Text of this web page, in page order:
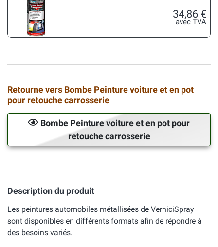
34,86 €
avec TVA
Retourne vers Bombe Peinture voiture et en pot
pour retouche carrosserie
Bombe Peinture voiture et en pot pour
retouche carrosserie
Description du produit
Les peintures automobiles métallisées de VerniciSpray
sont disponibles en différents formats afin de répondre à
des besoins variés.